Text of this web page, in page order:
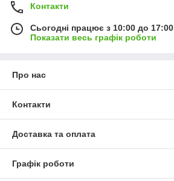
Контакти
Сьогодні працює з 10:00 до 17:00
Показати весь графік роботи
Про нас
Контакти
Доставка та оплата
Графік роботи